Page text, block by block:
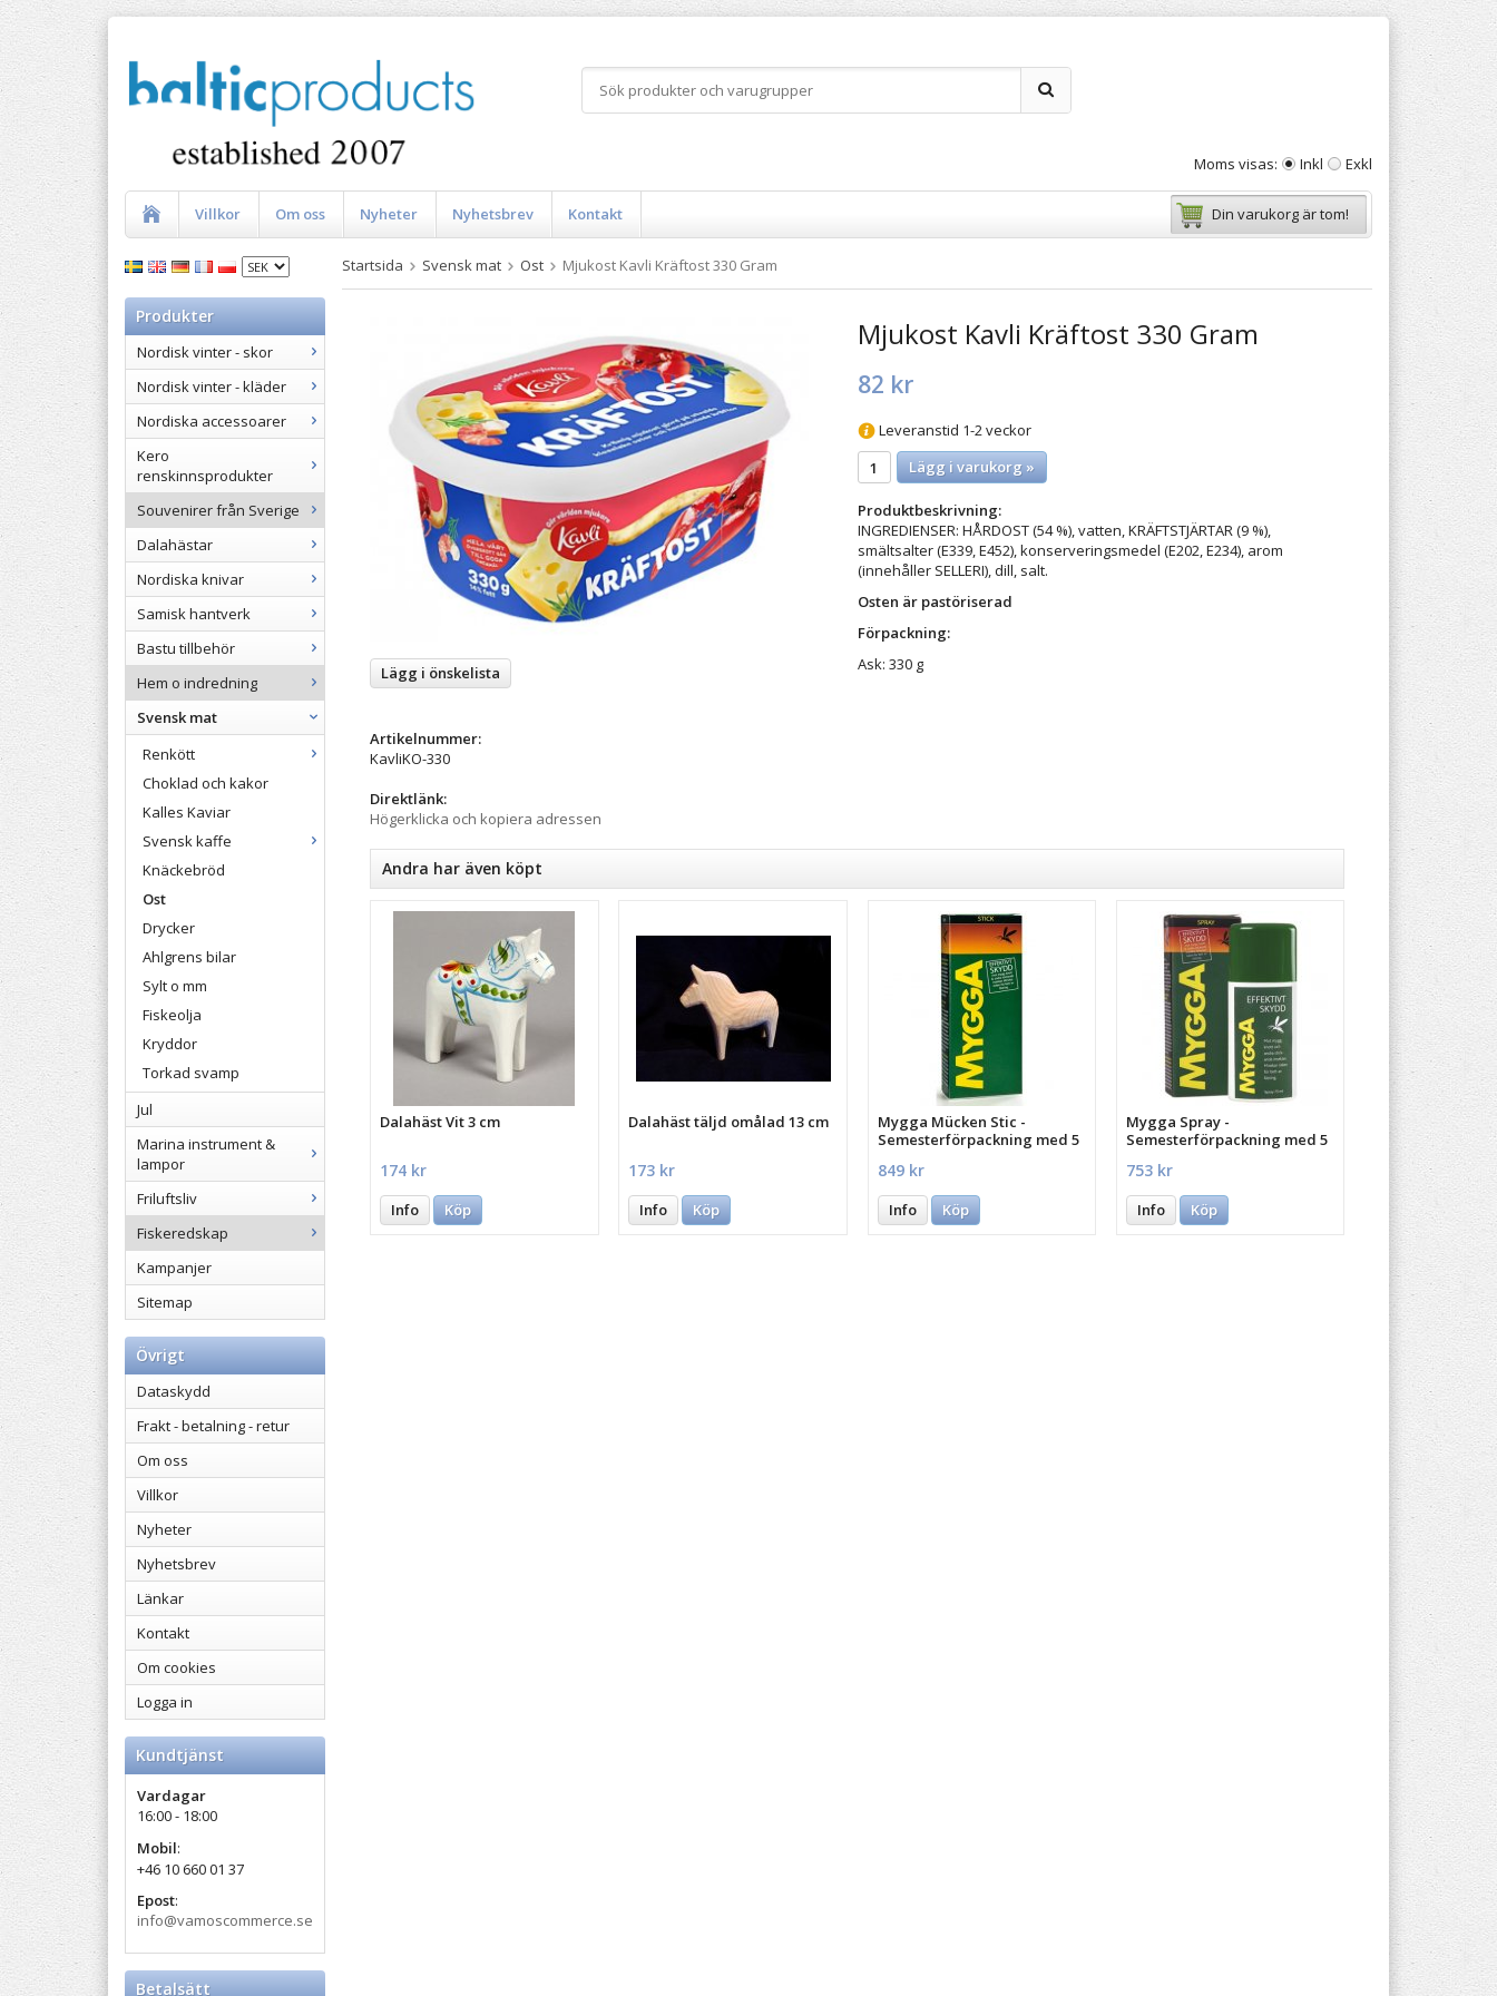
Moms visas: Inkl Exkl
Villkor Om oss Nyheter Nyhetsbrev Kontakt Din varukorg är tom!
Produkter
Nordisk vinter - skor
Nordisk vinter - kläder
Nordiska accessoarer
Kero
renskinnsprodukter
Souvenirer från Sverige
Dalahästar
Nordiska knivar
Samisk hantverk
Bastu tillbehör
Hem o indredning
Svensk mat
Renkött
Choklad och kakor
Kalles Kaviar
Svensk kaffe
Knäckebröd
Ost
Drycker
Ahlgrens bilar
Sylt o mm
Fiskeolja
Kryddor
Torkad svamp
Jul
Marina instrument &
lampor
Friluftsliv
Fiskeredskap
Kampanjer
Sitemap
Övrigt
Dataskydd
Frakt - betalning - retur
Om oss
Villkor
Nyheter
Nyhetsbrev
Länkar
Kontakt
Om cookies
Logga in
Kundtjänst
Vardagar
16:00 - 18:00
Mobil:
+46 10 660 01 37
Epost:
info@vamoscommerce.se
Betalsätt
Startsida Svensk mat Ost Mjukost Kavli Kräftost 330 Gram
Mjukost Kavli Kräftost 330 Gram
82 kr
Leveranstid 1-2 veckor
Lägg i varukorg »
Produktbeskrivning:
INGREDIENSER: HÅRDOST (54 %), vatten, KRÄFTSTJÄRTAR (9 %),
smältsalter (E339, E452), konserveringsmedel (E202, E234), arom
(innehåller SELLERI), dill, salt.
Osten är pastöriserad
Förpackning:
Ask: 330 g
Lägg i önskelista
Artikelnummer:
KavliKO-330
Direktlänk:
Högerklicka och kopiera adressen
Andra har även köpt
Dalahäst Vit 3 cm
174 kr
Info Köp
Dalahäst täljd omålad 13 cm
173 kr
Info Köp
Mygga Mücken Stic -
Semesterförpackning med 5
849 kr
Info Köp
Mygga Spray -
Semesterförpackning med 5
753 kr
Info Köp